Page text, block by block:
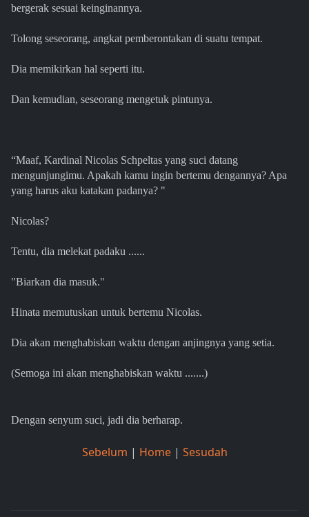
bergerak sesuai keinginannya.
Tolong seseorang, angkat pemberontakan di suatu tempat.
Dia memikirkan hal seperti itu.
Dan kemudian, seseorang mengetuk pintunya.
“Maaf, Kardinal Nicolas Schpeltas yang suci datang
mengunjungimu. Apakah kamu ingin bertemu dengannya? Apa
yang harus aku katakan padanya? "
Nicolas?
Tentu, dia melekat padaku ......
"Biarkan dia masuk."
Hinata memutuskan untuk bertemu Nicolas.
Dia akan menghabiskan waktu dengan anjingnya yang setia.
(Semoga ini akan menghabiskan waktu .......)
Dengan senyum suci, jadi dia berharap.
Sebelum | Home | Sesudah